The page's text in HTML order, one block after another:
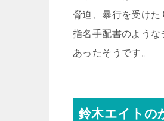
脅迫、暴行を受け
指名手配書のよう
あったそうです。
鈴木エイトの